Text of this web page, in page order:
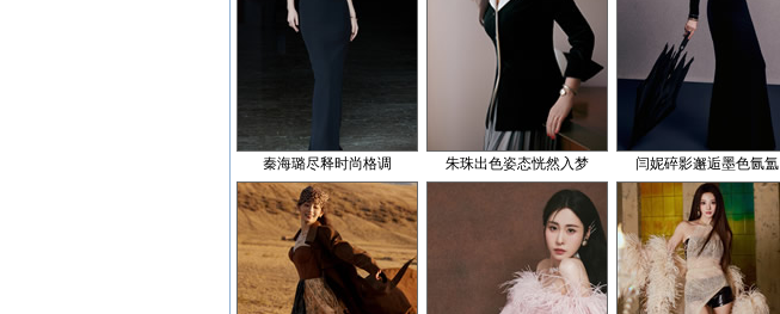
秦海璐尽释时尚格调 朱珠出色姿态恍然入梦 闫妮碎影邂逅墨色氤氲